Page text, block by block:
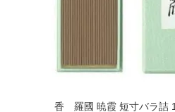
香 羅國 暁霞 短寸バラ詰